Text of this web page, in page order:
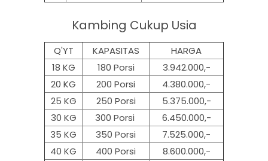
Kambing Cukup Usia
Q'YT KAPASITAS
HARGA
18 KG
180 Porsi
3.942.000,-
20 KG
200 Porsi
4.380.000,-
25 KG
250 Porsi
5.375.000,-
30 KG
300 Porsi
6.450.000,-
35 KG
350 Porsi
7.525.000,-
40 KG
400 Porsi
8.600.000,-